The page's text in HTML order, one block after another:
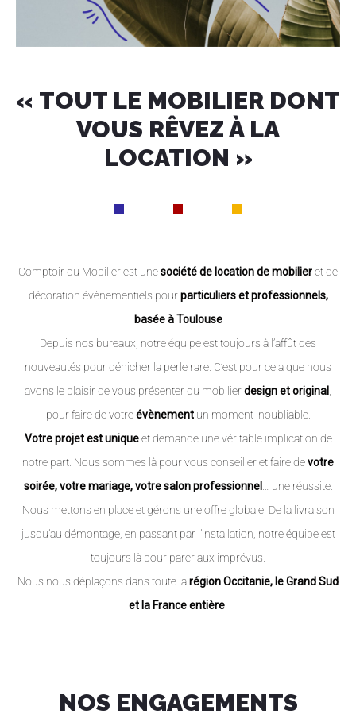
« TOUT LE MOBILIER DONT
VOUS RÊVEZ À LA
LOCATION »
Comptoir du Mobilier est unesociété de location de mobilieret de
décoration évènementiels pourparticuliers et professionnels,
basée à Toulouse
Depuis nos bureaux, notre équipe est toujours à l’affût des
nouveautés pour dénicher la perle rare. C’est pour cela que nous
avons le plaisir de vous présenter du mobilierdesign et original ,
pour faire de votreévènementun moment inoubliable.
Votre projet est uniqueet demande une véritable implication de
notre part. Nous sommes là pour vous conseiller et faire devotre
soirée, votre mariage, votre salon professionnel … une réussite.
Nous mettons en place et gérons une offre globale. De la livraison
jusqu’au démontage, en passant par l’installation, notre équipe est
toujours là pour parer aux imprévus.
Nous nous déplaçons dans toute larégion Occitanie, le Grand Sud
et la France entière.
NOS ENGAGEMENTS